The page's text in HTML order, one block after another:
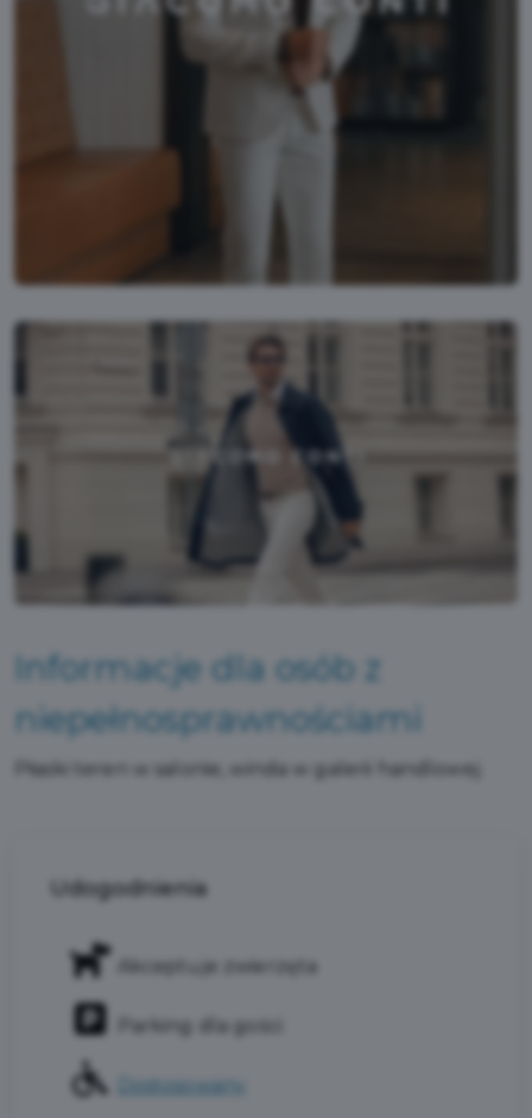
Informacje dla osób z
niepełnosprawnościami
Płaski teren w salonie, winda w galerii handlowej.
Udogodnienia
Akceptuje zwierzęta
Parking dla gości
Dostosowany